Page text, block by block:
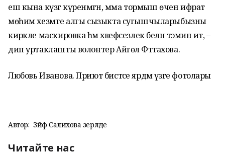
еш кына күзгә күренмәгән, әмма тормыш өчен ифрат
мөһим хезмәте алгы сызыкта сугышчыларыбызны
кирәкле маскировка һәм хәвефсезлек белән тәэмин итә, –
дип уртаклашты волонтер Айгөл Фәттахова.
Любовь Иванова. Приют бистәсе ярдәм үзәге фотолары
Автор: Зәйфә Салихова әзерләде
Читайте нас